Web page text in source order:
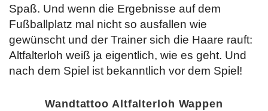
Spaß. Und wenn die Ergebnisse auf dem
Fußballplatz mal nicht so ausfallen wie
gewünscht und der Trainer sich die Haare rauft:
Altfalterloh weiß ja eigentlich, wie es geht. Und
nach dem Spiel ist bekanntlich vor dem Spiel!
Wandtattoo Altfalterloh Wappen